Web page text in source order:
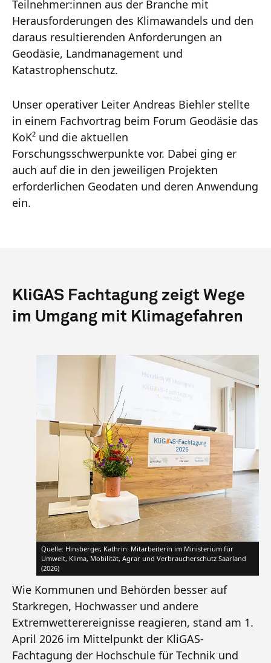
Teilnehmer:innen aus der Branche mit
Herausforderungen des Klimawandels und den
daraus resultierenden Anforderungen an
Geodäsie, Landmanagement und
Katastrophenschutz.
Unser operativer Leiter Andreas Biehler stellte
in einem Fachvortrag beim Forum Geodäsie das
KoK² und die aktuellen
Forschungsschwerpunkte vor. Dabei ging er
auch auf die in den jeweiligen Projekten
erforderlichen Geodaten und deren Anwendung
ein.
KliGAS Fachtagung zeigt Wege
im Umgang mit Klimagefahren
Quelle: Hinsberger, Kathrin: Mitarbeiterin im Ministerium für
Umwelt, Klima, Mobilität, Agrar und Verbraucherschutz Saarland
(2026)
Wie Kommunen und Behörden besser auf
Starkregen, Hochwasser und andere
Extremwetterereignisse reagieren, stand am 1.
April 2026 im Mittelpunkt der KliGAS-
Fachtagung der Hochschule für Technik und